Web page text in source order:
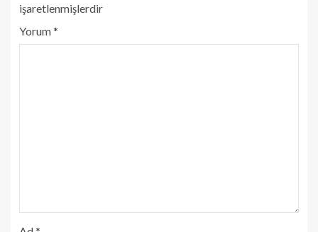
işaretlenmişlerdir
Yorum*